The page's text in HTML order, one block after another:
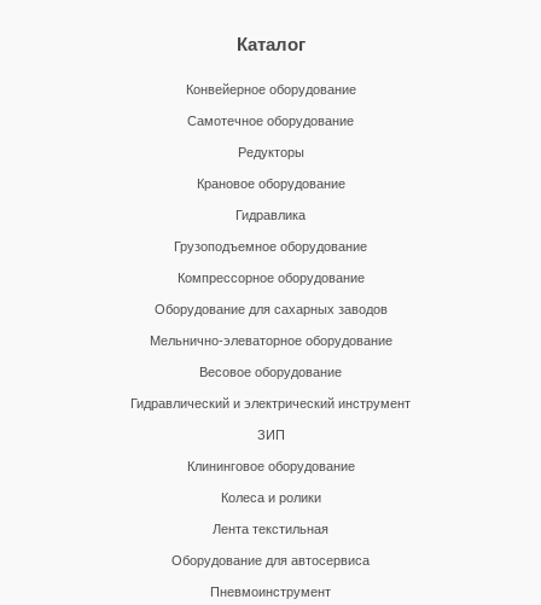
Каталог
Конвейерное оборудование
Самотечное оборудование
Редукторы
Крановое оборудование
Гидравлика
Грузоподъемное оборудование
Компрессорное оборудование
Оборудование для сахарных заводов
Мельнично-элеваторное оборудование
Весовое оборудование
Гидравлический и электрический инструмент
ЗИП
Клининговое оборудование
Колеса и ролики
Лента текстильная
Оборудование для автосервиса
Пневмоинструмент